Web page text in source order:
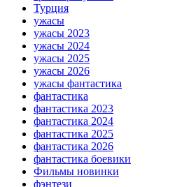
Турция
ужасы
ужасы 2023
ужасы 2024
ужасы 2025
ужасы 2026
ужасы фантастика
фантастика
фантастика 2023
фантастика 2024
фантастика 2025
фантастика 2026
фантастика боевики
Фильмы новинки
фэнтези